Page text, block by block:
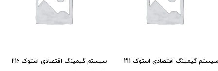
سیستم گیمینگ اقتصادی استوک 211 سیستم گیمینگ اقتصادی استوک 216